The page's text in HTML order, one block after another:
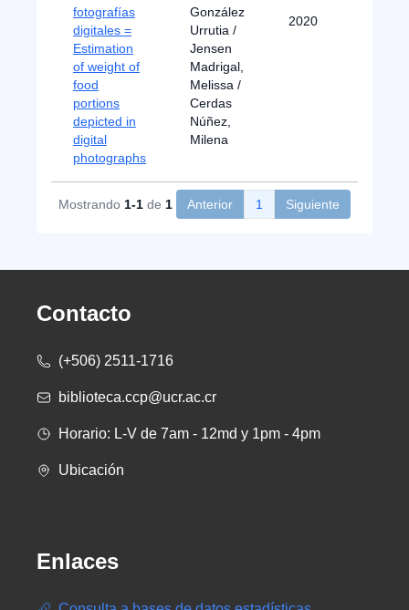
fotografías
digitales =
Estimation
of weight of
food
portions
depicted in
digital
photographs
González
Urrutia /
Jensen
Madrigal,
Melissa /
Cerdas
Núñez,
Milena
2020
Mostrando 1-1 de 1 Anterior 1 Siguiente
Contacto
(+506) 2511-1716
biblioteca.ccp@ucr.ac.cr
Horario: L-V de 7am - 12md y 1pm - 4pm
Ubicación
Enlaces